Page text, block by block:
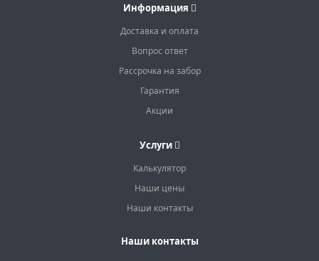
Информация
Доставка и оплата
Вопрос ответ
Рассрочка на забор
Гарантия
Акции
Услуги
Калькулятор
Наши цены
Наши контакты
Наши контакты